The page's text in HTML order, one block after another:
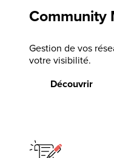
Community
Gestion de vos
votre visibilité.
Découvrir